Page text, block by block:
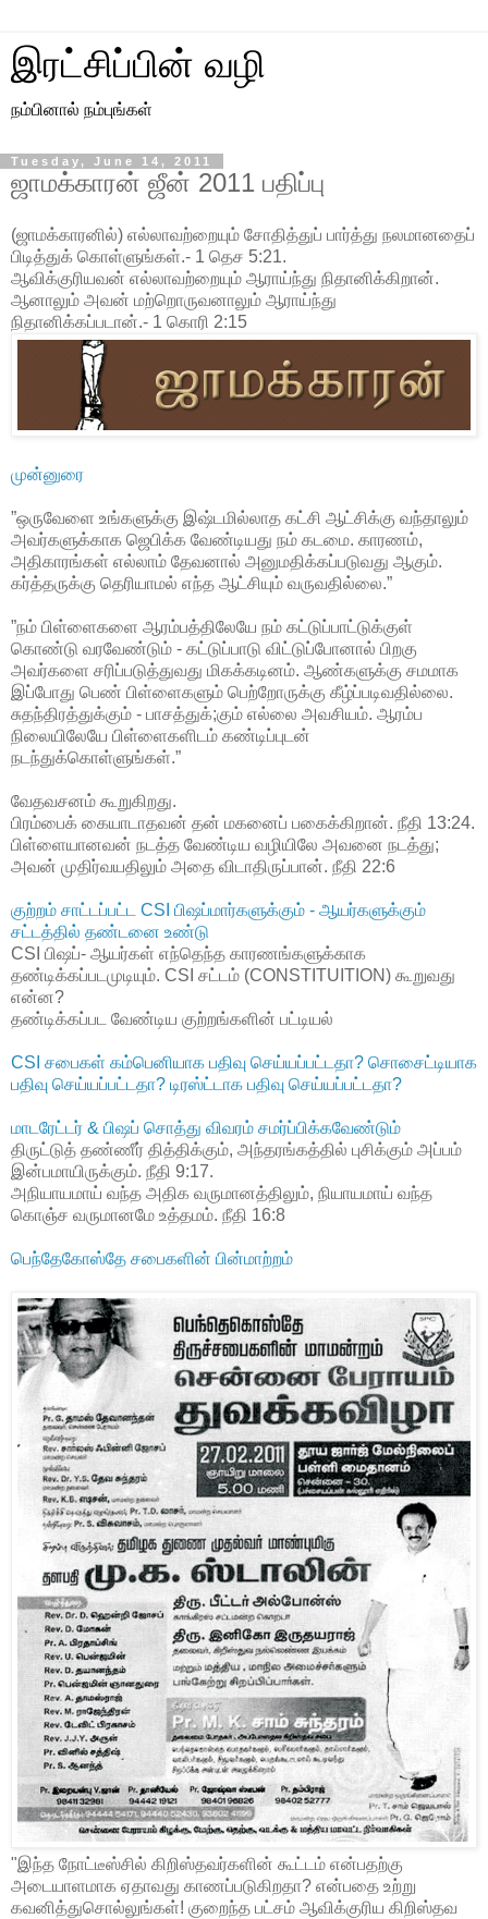
இரட்சிப்பின் வழி
நம்பினால் நம்புங்கள்
Tuesday, June 14, 2011
ஜாமக்காரன் ஜீன் 2011 பதிப்பு
(ஜாமக்காரனில்) எல்லாவற்றையும் சோதித்துப் பார்த்து நலமானதைப்
பிடித்துக் கொள்ளுங்கள்.- 1 தெச 5:21.
ஆவிக்குரியவன் எல்லாவற்றையும் ஆராய்ந்து நிதானிக்கிறான்.
ஆனாலும் அவன் மற்றொருவனாலும் ஆராய்ந்து
நிதானிக்கப்படான்.- 1 கொரி 2:15
முன்னுரை
”ஒருவேளை உங்களுக்கு இஷ்டமில்லாத கட்சி ஆட்சிக்கு வந்தாலும்
அவர்களுக்காக ஜெபிக்க வேண்டியது நம் கடமை. காரணம்,
அதிகாரங்கள் எல்லாம் தேவனால் அனுமதிக்கப்படுவது ஆகும்.
கர்த்தருக்கு தெரியாமல் எந்த ஆட்சியும் வருவதில்லை.”
”நம் பிள்ளைகளை ஆரம்பத்திலேயே நம் கட்டுப்பாட்டுக்குள்
கொண்டு வரவேண்டும் - கட்டுப்பாடு விட்டுப்போனால் பிறகு
அவர்களை சரிப்படுத்துவது மிகக்கடினம். ஆண்களுக்கு சமமாக
இப்போது பெண் பிள்ளைகளும் பெற்றோருக்கு கீழ்ப்படிவதில்லை.
சுதந்திரத்துக்கும் - பாசத்துக்;கும் எல்லை அவசியம். ஆரம்ப
நிலையிலேயே பிள்ளைகளிடம் கண்டிப்புடன்
நடந்துக்கொள்ளுங்கள்.”
வேதவசனம் கூறுகிறது.
பிரம்பைக் கையாடாதவன் தன் மகனைப் பகைக்கிறான். நீதி 13:24.
பிள்ளையானவன் நடத்த வேண்டிய வழியிலே அவனை நடத்து;
அவன் முதிர்வயதிலும் அதை விடாதிருப்பான். நீதி 22:6
குற்றம் சாட்டப்பட்ட CSI பிஷப்மார்களுக்கும் - ஆயர்களுக்கும்
சட்டத்தில் தண்டனை உண்டு
CSI பிஷப்- ஆயர்கள் எந்தெந்த காரணங்களுக்காக
தண்டிக்கப்படமுடியும். CSI சட்டம் (CONSTITUITION) கூறுவது
என்ன?
தண்டிக்கப்பட வேண்டிய குற்றங்களின் பட்டியல்
CSI சபைகள் கம்பெனியாக பதிவு செய்யப்பட்டதா? சொசைட்டியாக
பதிவு செய்யப்பட்டதா? டிரஸ்ட்டாக பதிவு செய்யப்பட்டதா?
மாடரேட்டர் & பிஷப் சொத்து விவரம் சமர்ப்பிக்கவேண்டும்
திருட்டுத் தண்ணீர் தித்திக்கும், அந்தரங்கத்தில் புசிக்கும் அப்பம்
இன்பமாயிருக்கும். நீதி 9:17.
அநியாயமாய் வந்த அதிக வருமானத்திலும், நியாயமாய் வந்த
கொஞ்ச வருமானமே உத்தமம். நீதி 16:8
பெந்தேகோஸ்தே சபைகளின் பின்மாற்றம்
"இந்த நோட்டீஸ்சில் கிறிஸ்தவர்களின் கூட்டம் என்பதற்கு
அடையாளமாக ஏதாவது காணப்படுகிறதா? என்பதை உற்று
கவனித்துசொல்லுங்கள்! குறைந்த பட்சம் ஆவிக்குரிய கிறிஸ்தவ